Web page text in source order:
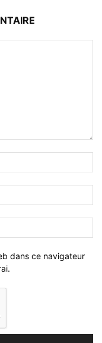
dans ce navigateur